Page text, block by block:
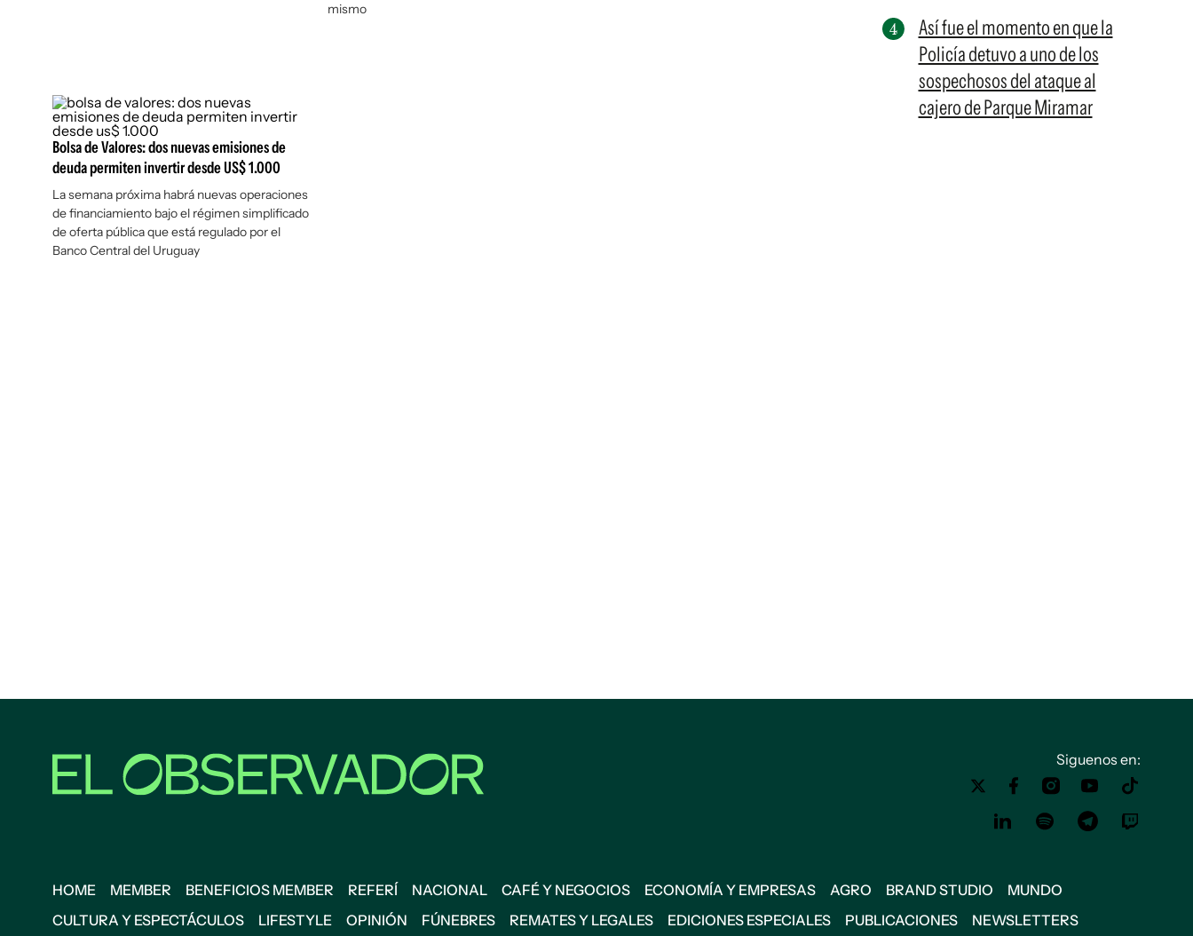
mismo
Bolsa de Valores: dos nuevas emisiones de
deuda permiten invertir desde US$ 1.000
La semana próxima habrá nuevas operaciones
de financiamiento bajo el régimen simplificado
de oferta pública que está regulado por el
Banco Central del Uruguay
Así fue el momento en que la
Policía detuvo a uno de los
sospechosos del ataque al
cajero de Parque Miramar
Siguenos en:
HOME MEMBER BENEFICIOS MEMBER REFERÍ NACIONAL CAFÉ Y NEGOCIOS ECONOMÍA Y EMPRESAS AGRO BRAND STUDIO
MUNDO
CULTURA Y ESPECTÁCULOS
LIFESTYLE OPINIÓN FÚNEBRES REMATES Y LEGALES EDICIONES ESPECIALES PUBLICACIONES NEWSLETTERS